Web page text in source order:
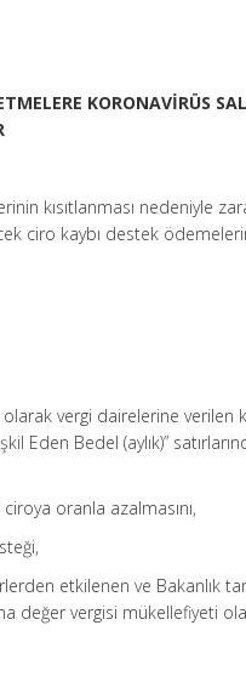
KORONAVİRÜS
kısıtlanması nedeniyle
ciro kaybı destek
olarak vergi dairelerine verilen
Eden Bedel (aylık)”
oranla azalmasını,
etkilenen ve Bakanlık
değer vergisi mükellefiyeti